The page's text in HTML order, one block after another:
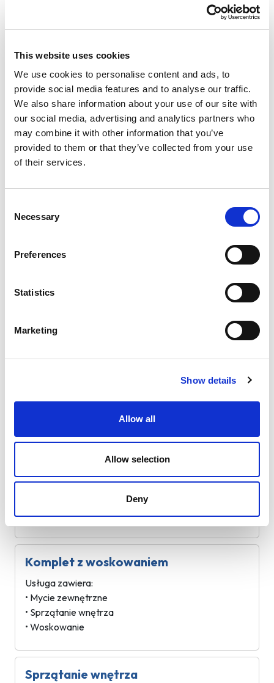
This website uses cookies
We use cookies to personalise content and ads, to
provide social media features and to analyse our traffic.
We also share information about your use of our site with
our social media, advertising and analytics partners who
may combine it with other information that you’ve
provided to them or that they’ve collected from your use
of their services.
Selection
Necessary
Preferences
Statistics
Marketing
Show details
Allow all
Allow selection
Deny
Wi-Fi
Płyn do spryskiwaczy
Usługi auto SPA
Serwis opon
• Mycie zewnętrzne
Mycie zewnętrzne z woskowaniem
Usługa zawiera:
• Woskowanie
Komplet z woskowaniem
Usługa zawiera:
• Mycie zewnętrzne
• Sprzątanie wnętrza
• Woskowanie
Sprzątanie wnętrza